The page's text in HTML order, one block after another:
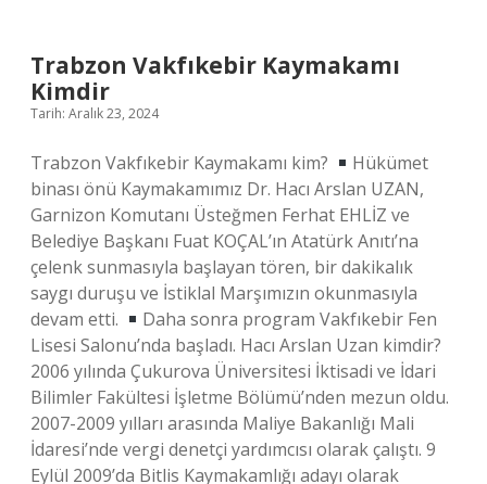
Trabzon Vakfıkebir Kaymakamı
Kimdir
Tarih: Aralık 23, 2024
Trabzon Vakfıkebir Kaymakamı kim?
Hükümet
binası önü Kaymakamımız Dr. Hacı Arslan UZAN,
Garnizon Komutanı Üsteğmen Ferhat EHLİZ ve
Belediye Başkanı Fuat KOÇAL’ın Atatürk Anıtı’na
çelenk sunmasıyla başlayan tören, bir dakikalık
saygı duruşu ve İstiklal Marşımızın okunmasıyla
devam etti.
Daha sonra program Vakfıkebir Fen
Lisesi Salonu’nda başladı. Hacı Arslan Uzan kimdir?
2006 yılında Çukurova Üniversitesi İktisadi ve İdari
Bilimler Fakültesi İşletme Bölümü’nden mezun oldu.
2007-2009 yılları arasında Maliye Bakanlığı Mali
İdaresi’nde vergi denetçi yardımcısı olarak çalıştı. 9
Eylül 2009’da Bitlis Kaymakamlığı adayı olarak